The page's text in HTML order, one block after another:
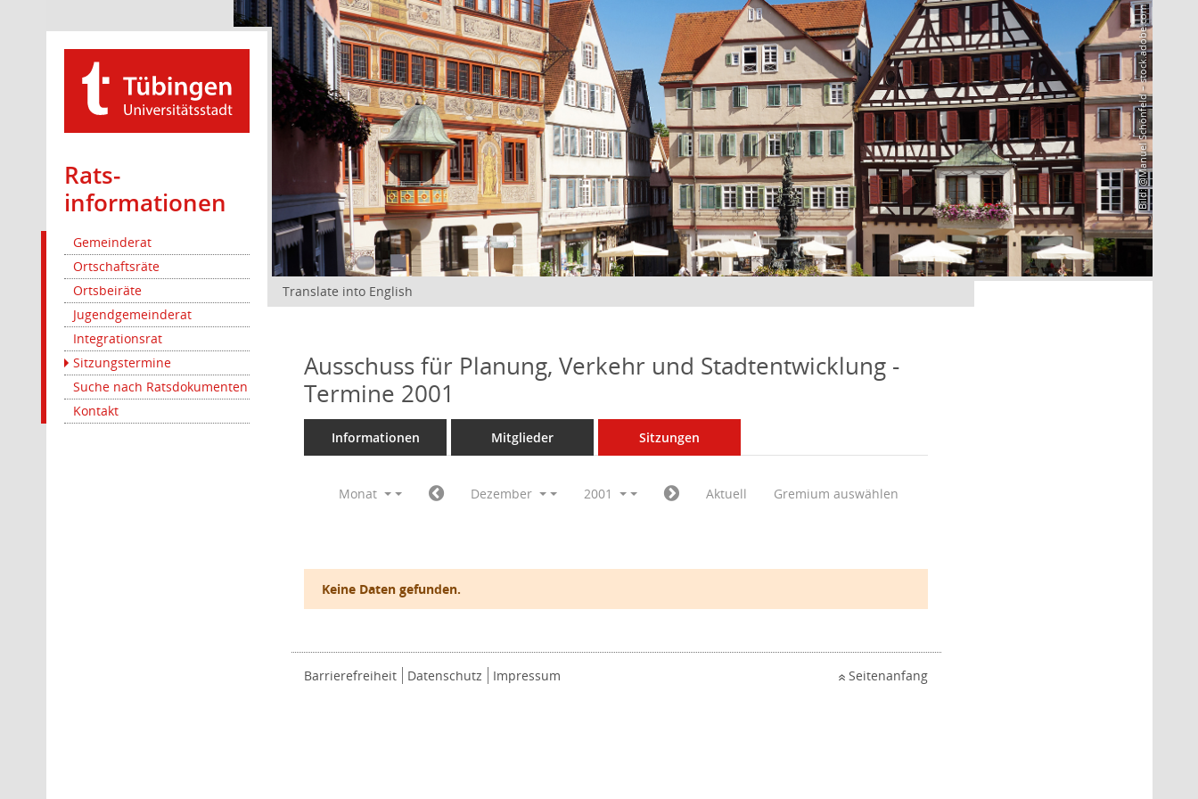
Rats­
informationen
Gemeinderat
Ortschaftsräte
Ortsbeiräte
Jugendgemeinderat
Integrationsrat
Sitzungstermine
Suche nach Ratsdokumenten
Kontakt
Bild: @Manuel Schönfeld – stock.adobe.com
Translate into English
Ausschuss für Planung, Verkehr und Stadtentwicklung -
Termine 2001
Informationen Mitglieder Sitzungen
Monat Dezember 2001 Aktuell Gremium auswählen
Keine Daten gefunden.
Barrierefreiheit Datenschutz Impressum Seitenanfang